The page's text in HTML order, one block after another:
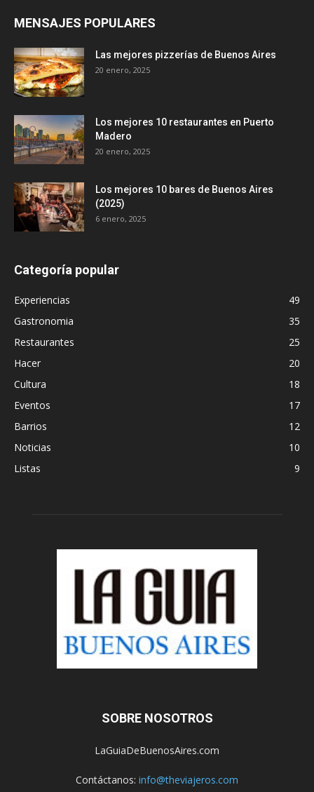
MENSAJES POPULARES
Las mejores pizzerías de Buenos Aires
20 enero, 2025
Los mejores 10 restaurantes en Puerto
Madero
20 enero, 2025
Los mejores 10 bares de Buenos Aires
(2025)
6 enero, 2025
Categoría popular
Experiencias
49
Gastronomia
35
Restaurantes
25
Hacer
20
Cultura
18
Eventos
17
Barrios
12
Noticias
10
Listas
9
SOBRE NOSOTROS
LaGuiaDeBuenosAires.com
Contáctanos: info@theviajeros.com